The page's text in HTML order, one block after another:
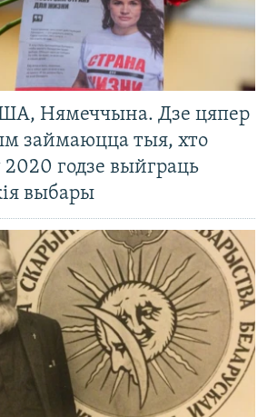
Нямеччына. Дзе цяпер
займаюцца тыя, хто
2020 годзе выйграць
выбары